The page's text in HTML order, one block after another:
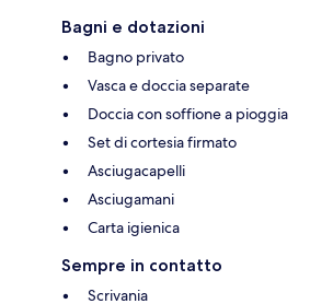
Bagni e dotazioni
Bagno privato
Vasca e doccia separate
Doccia con soffione a pioggia
Set di cortesia firmato
Asciugacapelli
Asciugamani
Carta igienica
Sempre in contatto
Scrivania